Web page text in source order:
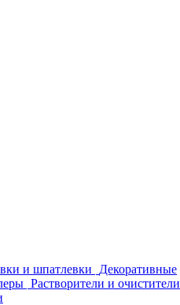
и шпатлевки
Декоративные
Растворители и очистители